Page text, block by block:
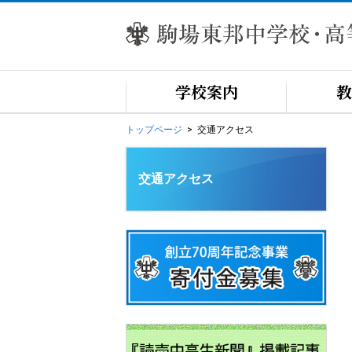
学校案内
トップページ 交通アクセス
交通アクセス